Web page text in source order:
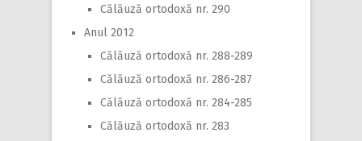
Călăuză ortodoxă nr. 290
Anul 2012
Călăuză ortodoxă nr. 288-289
Călăuză ortodoxă nr. 286-287
Călăuză ortodoxă nr. 284-285
Călăuză ortodoxă nr. 283